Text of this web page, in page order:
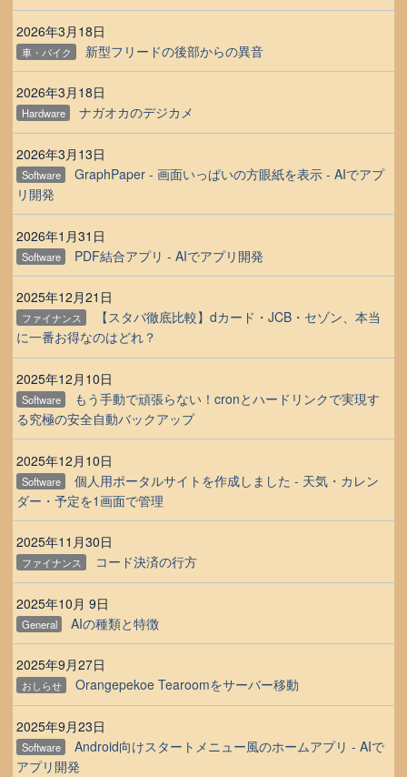
2026年3月18日
車・バイク 新型フリードの後部からの異音
2026年3月18日
Hardware ナガオカのデジカメ
2026年3月13日
Software
GraphPaper - 画面いっぱいの方眼紙を表示 - AIでアプ
リ開発
2026年1月31日
Software PDF結合アプリ - AIでアプリ開発
2025年12月21日
ファイナンス
【スタバ徹底比較】dカード・JCB・セゾン、本当
に一番お得なのはどれ？
2025年12月10日
Software
もう手動で頑張らない！cronとハードリンクで実現す
る究極の安全自動バックアップ
2025年12月10日
Software
個人用ポータルサイトを作成しました - 天気・カレン
ダー・予定を1画面で管理
2025年11月30日
ファイナンス コード決済の行方
2025年10月 9日
General AIの種類と特徴
2025年9月27日
おしらせ Orangepekoe Tearoomをサーバー移動
2025年9月23日
Software
Android向けスタートメニュー風のホームアプリ - AIで
アプリ開発